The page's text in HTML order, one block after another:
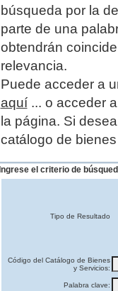
búsqueda por la
parte de una
obtendrán
relevancia.
Puede acceder a
aquí ... o acceder
la página. Si
catálogo de
Ingrese el criterio de
Tipo de Resultado
Código del Catálogo de Bienes
y Servicios:
Palabra clave: